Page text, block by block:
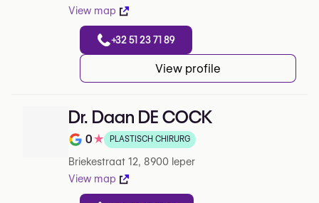
View map
+32 51 23 71 89
View profile
Dr. Daan DE COCK
Note de 0 sur 5 sur Google
0★ PLASTISCH CHIRURG
Briekestraat 12, 8900 Ieper
View map